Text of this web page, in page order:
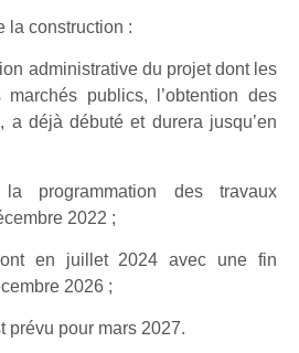
la construction :
administrative du projet dont les
publics, l’obtention des
a déjà débuté et durera jusqu’en
programmation des travaux
2022 ;
en juillet 2024 avec une fin
2026 ;
prévu pour mars 2027.